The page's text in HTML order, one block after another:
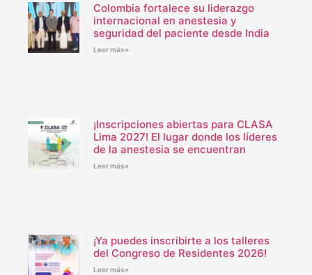
Colombia fortalece su liderazgo
internacional en anestesia y
seguridad del paciente desde India
Leer más»
¡Inscripciones abiertas para CLASA
Lima 2027! El lugar donde los líderes
de la anestesia se encuentran
Leer más»
¡Ya puedes inscribirte a los talleres
del Congreso de Residentes 2026!
Leer más»